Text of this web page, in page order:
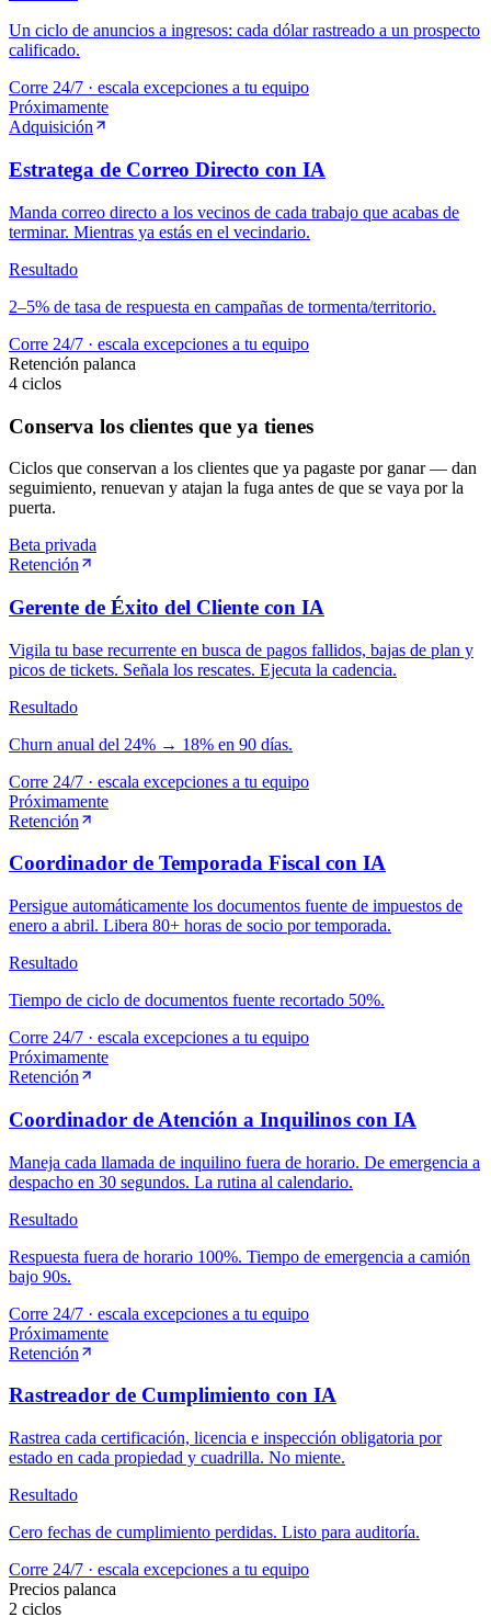
Un ciclo de anuncios a ingresos: cada dólar rastreado a un prospecto
calificado.
Corre 24/7 · escala excepciones a tu equipo
Próximamente
Adquisición
Estratega de Correo Directo con IA
Manda correo directo a los vecinos de cada trabajo que acabas de
terminar. Mientras ya estás en el vecindario.
Resultado
2–5% de tasa de respuesta en campañas de tormenta/territorio.
Corre 24/7 · escala excepciones a tu equipo
Retención palanca
4 ciclos
Conserva los clientes que ya tienes
Ciclos que conservan a los clientes que ya pagaste por ganar — dan
seguimiento, renuevan y atajan la fuga antes de que se vaya por la
puerta.
Beta privada
Retención
Gerente de Éxito del Cliente con IA
Vigila tu base recurrente en busca de pagos fallidos, bajas de plan y
picos de tickets. Señala los rescates. Ejecuta la cadencia.
Resultado
Churn anual del 24% → 18% en 90 días.
Corre 24/7 · escala excepciones a tu equipo
Próximamente
Retención
Coordinador de Temporada Fiscal con IA
Persigue automáticamente los documentos fuente de impuestos de
enero a abril. Libera 80+ horas de socio por temporada.
Resultado
Tiempo de ciclo de documentos fuente recortado 50%.
Corre 24/7 · escala excepciones a tu equipo
Próximamente
Retención
Coordinador de Atención a Inquilinos con IA
Maneja cada llamada de inquilino fuera de horario. De emergencia a
despacho en 30 segundos. La rutina al calendario.
Resultado
Respuesta fuera de horario 100%. Tiempo de emergencia a camión
bajo 90s.
Corre 24/7 · escala excepciones a tu equipo
Próximamente
Retención
Rastreador de Cumplimiento con IA
Rastrea cada certificación, licencia e inspección obligatoria por
estado en cada propiedad y cuadrilla. No miente.
Resultado
Cero fechas de cumplimiento perdidas. Listo para auditoría.
Corre 24/7 · escala excepciones a tu equipo
Precios palanca
2 ciclos